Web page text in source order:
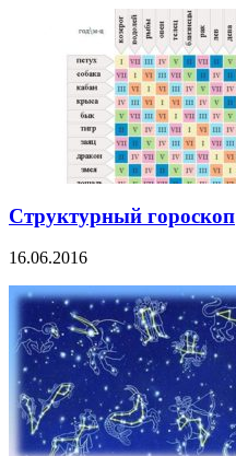
Структурный гороскоп
16.06.2016